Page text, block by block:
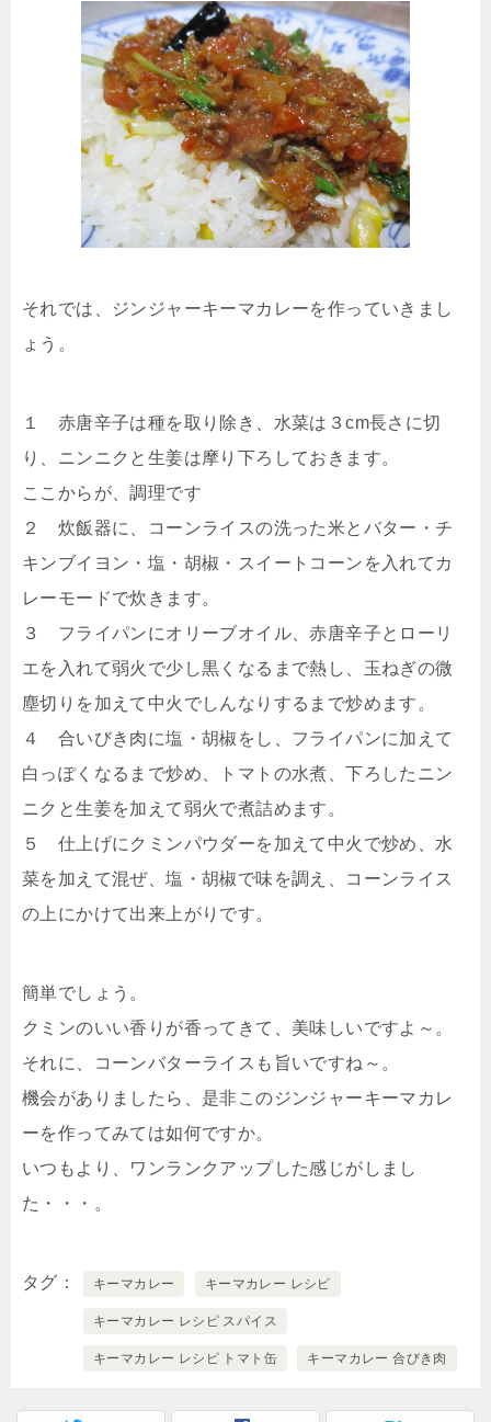
それでは、ジンジャーキーマカレーを作っていきまし
ょう。
１ 赤唐辛子は種を取り除き、水菜は３cm長さに切
り、ニンニクと生姜は摩り下ろしておきます。
ここからが、調理です
２ 炊飯器に、コーンライスの洗った米とバター・チ
キンブイヨン・塩・胡椒・スイートコーンを入れてカ
レーモードで炊きます。
３ フライパンにオリーブオイル、赤唐辛子とローリ
エを入れて弱火で少し黒くなるまで熱し、玉ねぎの微
塵切りを加えて中火でしんなりするまで炒めます。
４ 合いびき肉に塩・胡椒をし、フライパンに加えて
白っぽくなるまで炒め、トマトの水煮、下ろしたニン
ニクと生姜を加えて弱火で煮詰めます。
５ 仕上げにクミンパウダーを加えて中火で炒め、水
菜を加えて混ぜ、塩・胡椒で味を調え、コーンライス
の上にかけて出来上がりです。
簡単でしょう。
クミンのいい香りが香ってきて、美味しいですよ～。
それに、コーンバターライスも旨いですね～。
機会がありましたら、是非このジンジャーキーマカレ
ーを作ってみては如何ですか。
いつもより、ワンランクアップした感じがしまし
た・・・。
タグ キーマカレー キーマカレー レシピ
キーマカレー レシピ スパイス
キーマカレー レシピ トマト缶 キーマカレー 合びき肉